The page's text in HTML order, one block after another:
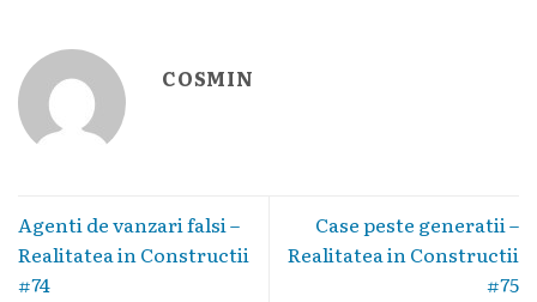
COSMIN
Agenti de vanzari falsi –
Realitatea in Constructii
#74
Case peste generatii –
Realitatea in Constructii
#75